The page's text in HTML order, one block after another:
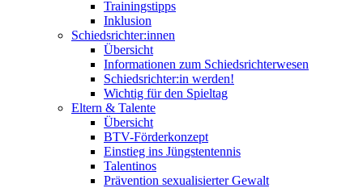
Trainingstipps
Inklusion
Schiedsrichter:innen
Übersicht
Informationen zum Schiedsrichterwesen
Schiedsrichter:in werden!
Wichtig für den Spieltag
Eltern & Talente
Übersicht
BTV-Förderkonzept
Einstieg ins Jüngstentennis
Talentinos
Prävention sexualisierter Gewalt